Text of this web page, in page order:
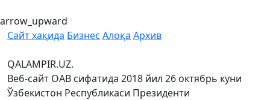
arrow_upward
Сайт хақида Бизнес Алоқа Архив
QALAMPIR.UZ.
Веб-сайт ОАВ сифатида 2018 йил 26 октябрь куни
Ўзбекистон Республикаси Президенти